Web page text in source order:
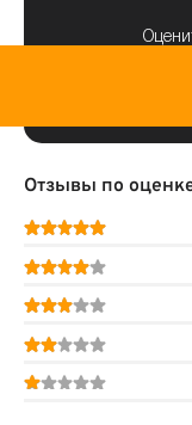
Отзывы по